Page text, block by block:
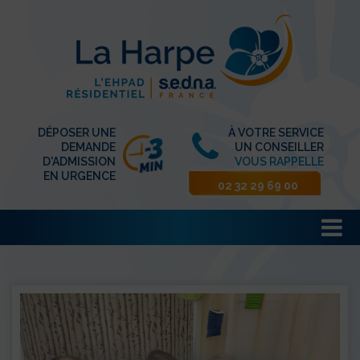
DÉPOSER UNE
DEMANDE
D'ADMISSION
EN URGENCE
À VOTRE SERVICE
UN CONSEILLER
VOUS RAPPELLE
02 32 29 69 00